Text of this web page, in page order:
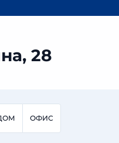
28
ОФИС